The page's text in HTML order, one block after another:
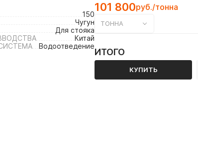
150
Чугун
Для стояка
Китай
Водоотведение
101 800руб./тонна
ТОННА
ИТОГО
КУПИТЬ